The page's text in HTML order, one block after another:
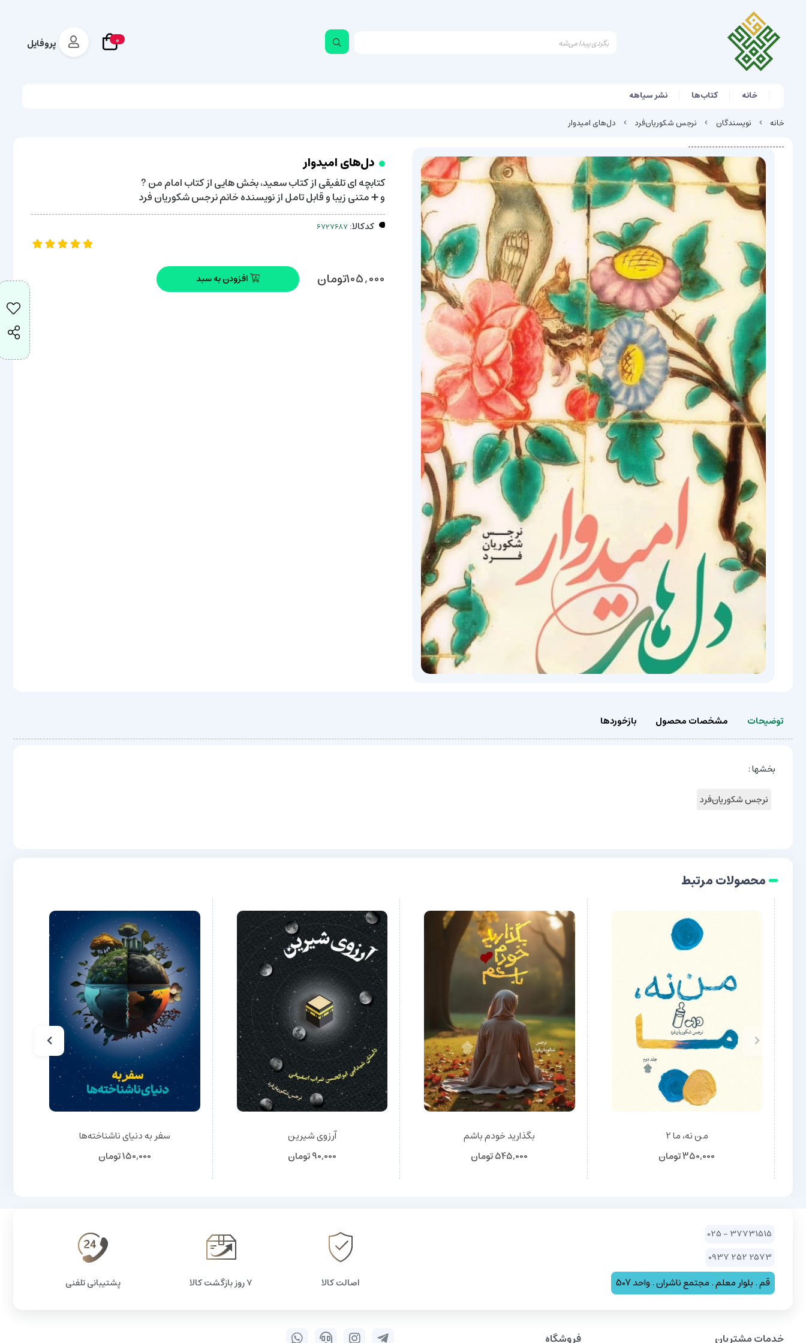
0 پروفایل
خانه کتاب‌ها
نشر سیاهه
خانه
نویسندگان نرجس شکوریان‌فرد دل‌های امیدوار
دل‌های امیدوار
کتابچه ای تلفیقی از کتاب سعید، بخش هایی از کتاب امام من ?
و ➕ متنی زیبا و قابل تامل از نویسنده خانم نرجس شکوریان فرد
کدکالا:
105,000تومان افزودن به سبد
توضیحات مشخصات محصول بازخوردها
بخشها :
نرجس شکوریان‌فرد
محصولات مرتبط
من نه، ما 2
350,000تومان
بگذارید خودم باشم
545,000تومان
آرزوی شیرین
90,000تومان
سفر به دنیای ناشناخته‌ها
150,000تومان
37731515 - 025
2573 252 0937
قم . بلوار معلم . مجتمع ناشران . واحد 507 اصالت کالا ۷ روز بازگشت کالا پشتیبانی تلفنی
خدمات مشتریان فروشگاه